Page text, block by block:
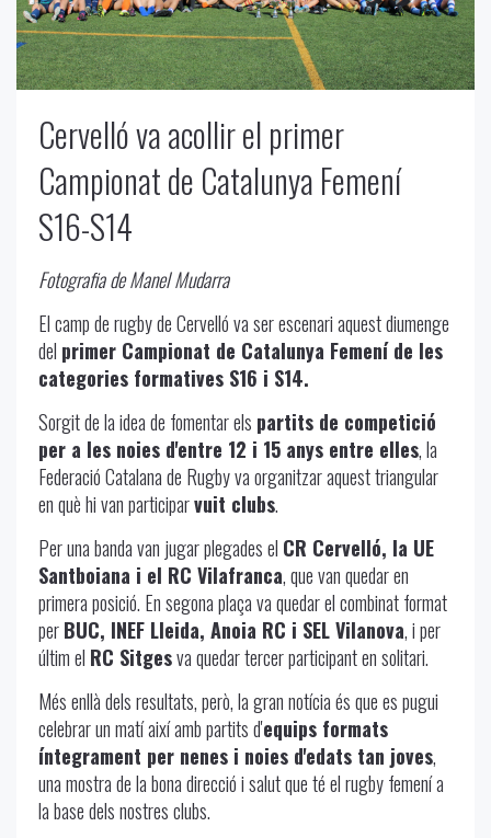
Cervelló va acollir el primer
Campionat de Catalunya Femení
S16-S14
Fotografia de Manel Mudarra
El camp de rugby de Cervelló va ser escenari aquest diumenge
del primer Campionat de Catalunya Femení de les
categories formatives S16 i S14.
Sorgit de la idea de fomentar els partits de competició
per a les noies d'entre 12 i 15 anys entre elles, la
Federació Catalana de Rugby va organitzar aquest triangular
en què hi van participarvuit clubs.
Per una banda van jugar plegades el CR Cervelló, la UE
Santboiana i el RC Vilafranca, que van quedar en
primera posició. En segona plaça va quedar el combinat format
perBUC, INEF Lleida, Anoia RC i SEL Vilanova, i per
últim el RC Sitgesva quedar tercer participant en solitari.
Més enllà dels resultats, però, la gran notícia és que es pugui
celebrar un matí així amb partits d'equips formats
íntegrament per nenes i noies d'edats tan joves,
una mostra de la bona direcció i salut que té el rugby femení a
la base dels nostres clubs.